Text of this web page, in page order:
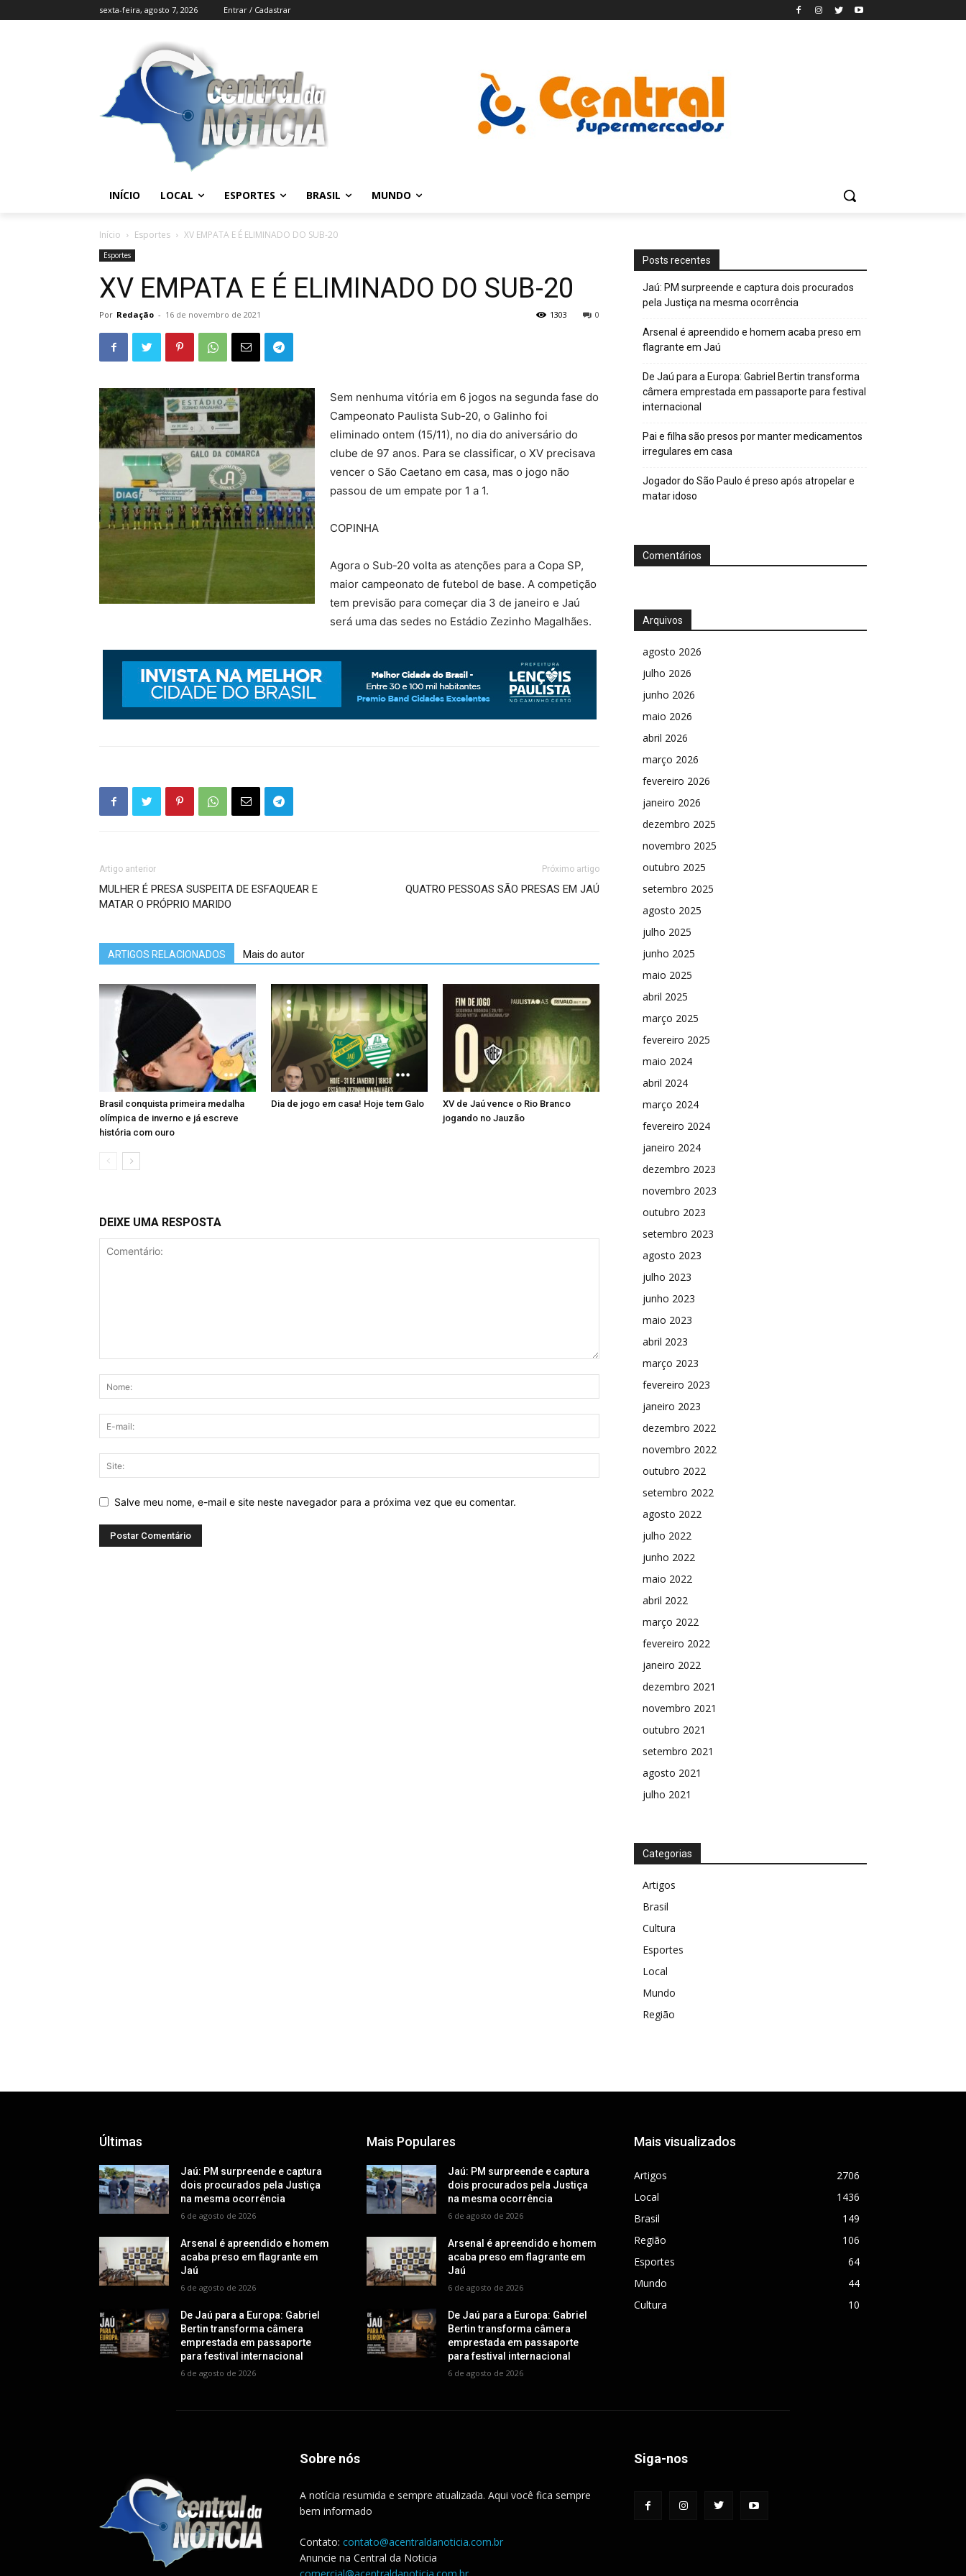
sexta-feira, agosto 7, 2026 Entrar / Cadastrar
INÍCIO LOCAL ESPORTES BRASIL MUNDO
Início Esportes XV EMPATA E É ELIMINADO DO SUB-20
Esportes
XV EMPATA E É ELIMINADO DO SUB-20
Por Redação - 16 de novembro de 2021 0
1303
Sem nenhuma vitória em 6 jogos na segunda fase do
Campeonato Paulista Sub-20, o Galinho foi
eliminado ontem (15/11), no dia do aniversário do
clube de 97 anos. Para se classificar, o XV precisava
vencer o São Caetano em casa, mas o jogo não
passou de um empate por 1 a 1.
COPINHA
Agora o Sub-20 volta as atenções para a Copa SP,
maior campeonato de futebol de base. A competição
tem previsão para começar dia 3 de janeiro e Jaú
será uma das sedes no Estádio Zezinho Magalhães.
Artigo anterior
MULHER É PRESA SUSPEITA DE ESFAQUEAR E
MATAR O PRÓPRIO MARIDO
Próximo artigo
QUATRO PESSOAS SÃO PRESAS EM JAÚ
ARTIGOS RELACIONADOS Mais do autor
Brasil conquista primeira medalha
olímpica de inverno e já escreve
história com ouro
Dia de jogo em casa! Hoje tem Galo
XV de Jaú vence o Rio Branco
jogando no Jauzão
DEIXE UMA RESPOSTA
Salve meu nome, e-mail e site neste navegador para a próxima vez que eu comentar.
Posts recentes
Jaú: PM surpreende e captura dois procurados
pela Justiça na mesma ocorrência
Arsenal é apreendido e homem acaba preso em
flagrante em Jaú
De Jaú para a Europa: Gabriel Bertin transforma
câmera emprestada em passaporte para festival
internacional
Pai e filha são presos por manter medicamentos
irregulares em casa
Jogador do São Paulo é preso após atropelar e
matar idoso
Comentários
Arquivos
agosto 2026
julho 2026
junho 2026
maio 2026
abril 2026
março 2026
fevereiro 2026
janeiro 2026
dezembro 2025
novembro 2025
outubro 2025
setembro 2025
agosto 2025
julho 2025
junho 2025
maio 2025
abril 2025
março 2025
fevereiro 2025
maio 2024
abril 2024
março 2024
fevereiro 2024
janeiro 2024
dezembro 2023
novembro 2023
outubro 2023
setembro 2023
agosto 2023
julho 2023
junho 2023
maio 2023
abril 2023
março 2023
fevereiro 2023
janeiro 2023
dezembro 2022
novembro 2022
outubro 2022
setembro 2022
agosto 2022
julho 2022
junho 2022
maio 2022
abril 2022
março 2022
fevereiro 2022
janeiro 2022
dezembro 2021
novembro 2021
outubro 2021
setembro 2021
agosto 2021
julho 2021
Categorias
Artigos
Brasil
Cultura
Esportes
Local
Mundo
Região
Últimas
Jaú: PM surpreende e captura
dois procurados pela Justiça
na mesma ocorrência
6 de agosto de 2026
Arsenal é apreendido e homem
acaba preso em flagrante em
Jaú
6 de agosto de 2026
De Jaú para a Europa: Gabriel
Bertin transforma câmera
emprestada em passaporte
para festival internacional
6 de agosto de 2026
Mais Populares
Jaú: PM surpreende e captura
dois procurados pela Justiça
na mesma ocorrência
6 de agosto de 2026
Arsenal é apreendido e homem
acaba preso em flagrante em
Jaú
6 de agosto de 2026
De Jaú para a Europa: Gabriel
Bertin transforma câmera
emprestada em passaporte
para festival internacional
6 de agosto de 2026
Mais visualizados
Artigos
2706
Local
1436
Brasil
149
Região
106
Esportes
64
Mundo
44
Cultura
10
Sobre nós
A notícia resumida e sempre atualizada. Aqui você fica sempre
bem informado
Contato: contato@acentraldanoticia.com.br
Anuncie na Central da Noticia
Siga-nos